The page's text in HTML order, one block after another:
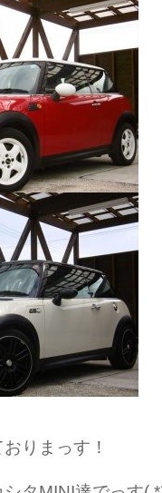
りまっす！